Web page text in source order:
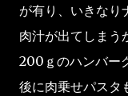
が有り、いきなり
肉汁が出てしまう
200ｇのハンバー
後に肉乗せパスタ